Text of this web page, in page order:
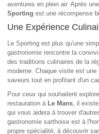
aventures en plein air. Après
Sporting est une récompense
Une Expérience
Le Sporting est plus qu'une
gastronomie rencontre la
des traditions culinaires de la
moderne. Chaque visite est
saveurs tout en profitant d'un
Pour ceux qui souhaitent
restauration à Le Mans, il
qui vous aidera à trouver
gastronomie sarthoise est à
propre spécialité, à découvrir